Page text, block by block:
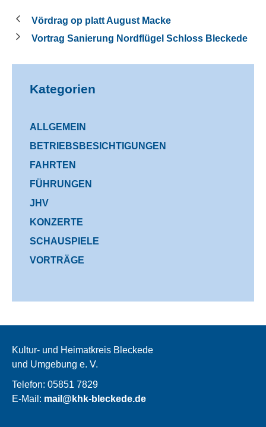
Vördrag op platt August Macke
Vortrag Sanierung Nordflügel Schloss Bleckede
Kategorien
ALLGEMEIN
BETRIEBSBESICHTIGUNGEN
FAHRTEN
FÜHRUNGEN
JHV
KONZERTE
SCHAUSPIELE
VORTRÄGE
Kultur- und Heimatkreis Bleckede
und Umgebung e. V.
Telefon: 05851 7829
E-Mail: mail@khk-bleckede.de